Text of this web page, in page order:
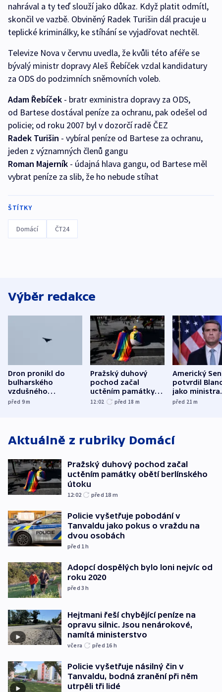
nahrával a ty teď slouží jako důkaz. Když platit odmítl,
skončil ve vazbě. Obviněný Radek Turišin dál pracuje u
teplické kriminálky, ke stíhání se vyjadřovat nechtěl.
Televize Nova v červnu uvedla, že kvůli této aféře se
bývalý ministr dopravy Aleš Řebíček vzdal kandidatury
za ODS do podzimních sněmovních voleb.
Adam Řebíček - bratr exministra dopravy za ODS,
od Bartese dostával peníze za ochranu, pak odešel od
policie; od roku 2007 byl v dozorčí radě ČEZ
Radek Turišin - vybíral peníze od Bartese za ochranu,
jeden z významných členů gangu
Roman Majerník - údajná hlava gangu, od Bartese měl
vybrat peníze za slib, že ho nebude stíhat
ŠTÍTKY
Domácí ČT24
Výběr redakce
Dron pronikl do
bulharského
vzdušného
prostoru,
před 9m
Pražský duhový
pochod začal
uctěním památky
obětí berlínského
12:02 před 18 m
Americký
potvrdil
jako ministra
před 21m
Aktuálně z rubriky Domácí
Pražský duhový pochod začal
uctěním památky obětí berlínského
útoku
12:02 před 18 m
Policie vyšetřuje pobodání v
Tanvaldu jako pokus o vraždu na
dvou osobách
před 1h
Adopcí dospělých bylo loni nejvíc od
roku 2020
před 3h
Hejtmani řeší chybějící peníze na
opravu silnic. Jsou nenárokové,
namítá ministerstvo
včera před 16 h
Policie vyšetřuje násilný čin v
Tanvaldu, bodná zranění při něm
utrpěli tři lidé